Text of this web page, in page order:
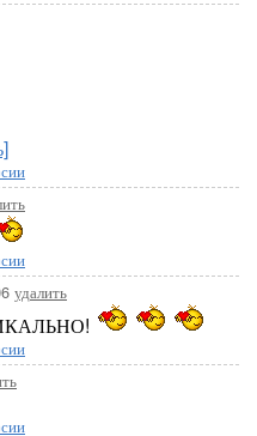
удалить